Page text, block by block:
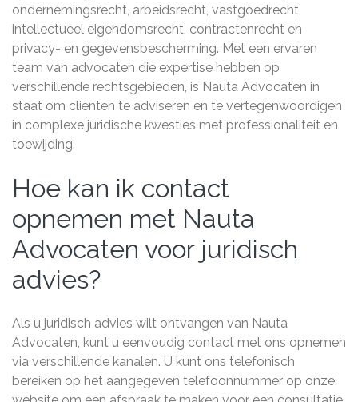
ondernemingsrecht, arbeidsrecht, vastgoedrecht,
intellectueel eigendomsrecht, contractenrecht en
privacy- en gegevensbescherming. Met een ervaren
team van advocaten die expertise hebben op
verschillende rechtsgebieden, is Nauta Advocaten in
staat om cliënten te adviseren en te vertegenwoordigen
in complexe juridische kwesties met professionaliteit en
toewijding.
Hoe kan ik contact
opnemen met Nauta
Advocaten voor juridisch
advies?
Als u juridisch advies wilt ontvangen van Nauta
Advocaten, kunt u eenvoudig contact met ons opnemen
via verschillende kanalen. U kunt ons telefonisch
bereiken op het aangegeven telefoonnummer op onze